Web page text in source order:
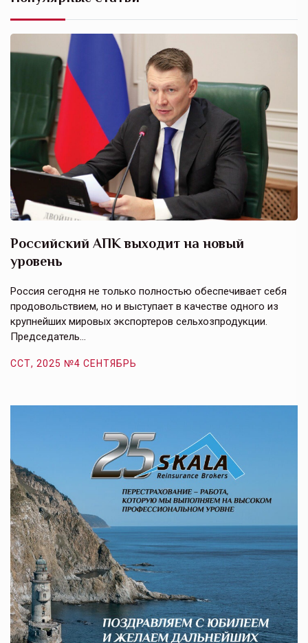
Российский АПК выходит на новый
уровень
Россия сегодня не только полностью обеспечивает себя
продовольствием, но и выступает в качестве одного из
крупнейших мировых экспортеров сельхозпродукции.
Председатель…
ССТ, 2025 №4 СЕНТЯБРЬ